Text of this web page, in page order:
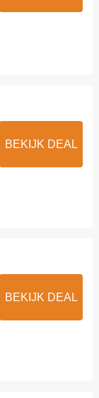
BEKIJK DEAL
BEKIJK DEAL